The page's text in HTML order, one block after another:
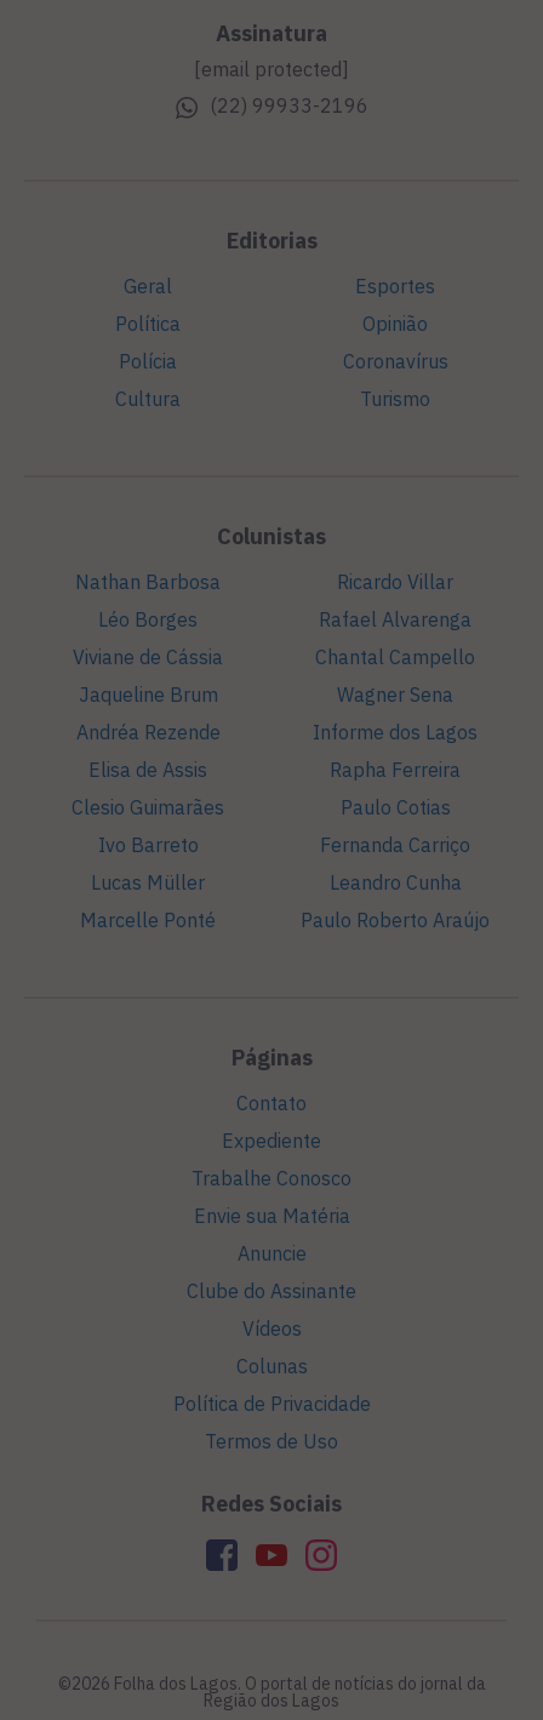
Assinatura
[email protected]
(22) 99933-2196
Editorias
Geral
Política
Polícia
Cultura
Esportes
Opinião
Coronavírus
Turismo
Colunistas
Nathan Barbosa
Léo Borges
Viviane de Cássia
Jaqueline Brum
Andréa Rezende
Elisa de Assis
Clesio Guimarães
Ivo Barreto
Lucas Müller
Marcelle Ponté
Ricardo Villar
Rafael Alvarenga
Chantal Campello
Wagner Sena
Informe dos Lagos
Rapha Ferreira
Paulo Cotias
Fernanda Carriço
Leandro Cunha
Paulo Roberto Araújo
Páginas
Contato
Expediente
Trabalhe Conosco
Envie sua Matéria
Anuncie
Clube do Assinante
Vídeos
Colunas
Política de Privacidade
Termos de Uso
Redes Sociais
©2026 Folha dos Lagos. O portal de notícias do jornal da
Região dos Lagos